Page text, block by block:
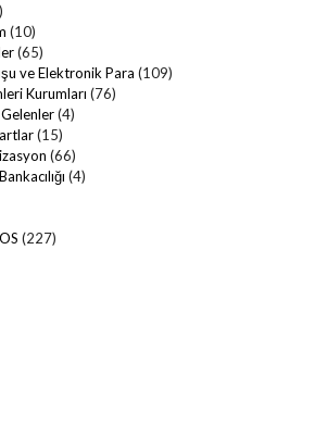
(10)
(65)
ve Elektronik Para (109)
Kurumları (76)
(4)
(15)
(66)
(4)
(227)